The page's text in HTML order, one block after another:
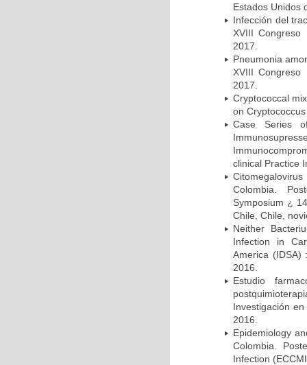
Estados Unidos
Infección del
XVIII
2017.
Pneumonia
XVIII
2017.
Cryptococcal
on
Case Series
clinical Practice
Colombia.
Symposium ¿
Chile, Chile,
Neither
Infection in
America (IDSA)
2016.
Estudio
Investigación
2016.
Epidemiology
Colombia.
Infection